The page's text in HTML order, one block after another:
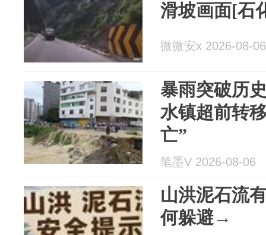
滑坡画面[石
微微安x 2026-08-06
暴雨突破历
水镇超前转
亡”
笔墨V 2026-08-06
山洪泥石流
何躲避→